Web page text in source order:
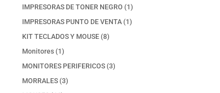
productos
IMPRESORAS DE TONER NEGRO 11
producto
IMPRESORAS PUNTO DE VENTA 11
KIT TECLADOS Y MOUSE 88
Monitores 11
producto
MONITORES PERIFERICOS 33
MORRALES 33